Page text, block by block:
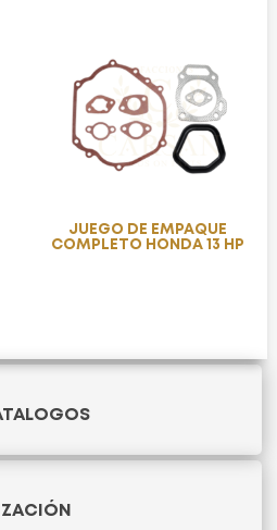
JUEGO DE EMPAQUE
COMPLETO HONDA 13 HP